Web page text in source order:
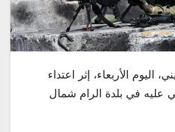
الأربعاء، إثر اعتداء
عليه في بلدة الرام شمال